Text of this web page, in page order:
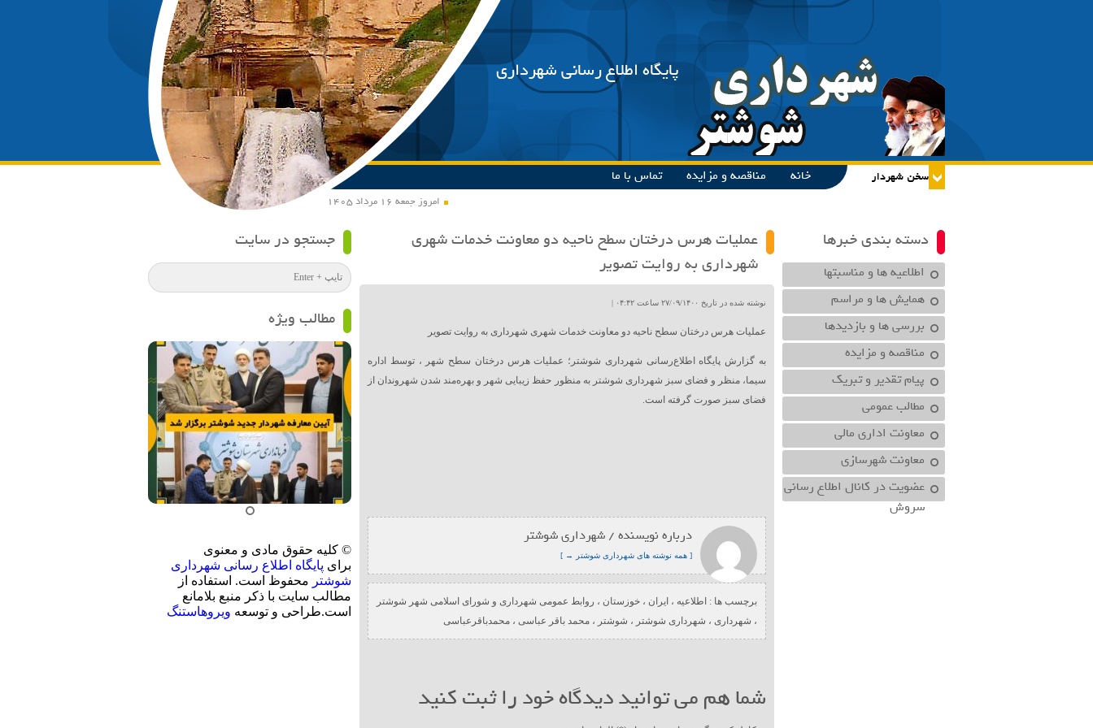
پایگاه اطلاع رسانی شهرداری
امروز جمعه ۱۶ مرداد ۱۴۰۵
خانه مناقصه و مزایده تماس با ما
دسته بندی خبرها
اطلاعیه ها و مناسبتها
همایش ها و مراسم
بررسی ها و بازدیدها
مناقصه و مزایده
پیام تقدیر و تبریک
مطالب عمومی
معاونت اداري مالي
معاونت شهرسازي
عضویت در کانال اطلاع رسانی
سروش
عملیات هرس درختان سطح ناحیه دو معاونت خدمات شهری
شهرداری به روایت تصویر
نوشته شده در تاریخ ۲۷/۰۹/۱۴۰۰ ساعت ۰۴:۴۲ |
عملیات هرس درختان سطح ناحیه دو معاونت خدمات شهری شهرداری به روایت تصویر
به گزارش پایگاه اطلاع‌رسانی شهرداری شوشتر؛ عملیات هرس درختان سطح شهر ، توسط اداره
سیما، منظر و فضای سبز شهرداری شوشتر به منظور حفظ زیبایی شهر و بهره‌مند شدن شهروندان از
فضای سبز صورت گرفته است.
درباره نویسنده / شهرداری شوشتر
[ همه نوشته های شهرداری شوشتر → ]
برچسب ها : اطلاعیه ، ایران ، خوزستان ، روابط عمومی شهرداری و شورای اسلامی شهر شوشتر
، شهرداری ، شهرداری شوشتر ، شوشتر ، محمد باقر عباسی ، محمدباقرعباسی
شما هم می توانید دیدگاه خود را ثبت کنید
جستجو در سایت
مطالب ویژه
© کلیه حقوق مادی و معنوی
برای پایگاه اطلاع رسانی شهرداری
شوشتر محفوظ است. استفاده از
مطالب سایت با ذکر منبع بلامانع
است.طراحی و توسعه ویروهاستنگ